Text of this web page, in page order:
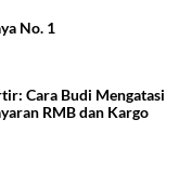
No. 1
Cara Budi Mengatasi
RMB dan Kargo